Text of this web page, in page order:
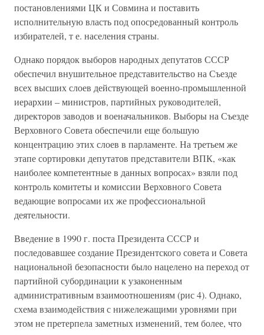
постановлениями ЦК и Совмина и поставить
исполнительную власть под опосредованный контроль
избирателей, т е. населения страны.
Однако порядок выборов народных депутатов СССР
обеспечил внушительное представительство на Съезде
всех высших слоев действующей военно-промышленной
иерархии – министров, партийных руководителей,
директоров заводов и военачальников. Выборы на Съезде
Верховного Совета обеспечили еще большую
концентрацию этих слоев в парламенте. На третьем же
этапе сортировки депутатов представители ВПК, «как
наиболее компетентные в данных вопросах» взяли под
контроль комитеты и комиссии Верховного Совета
ведающие вопросами их же профессиональной
деятельности.
Введение в 1990 г. поста Президента СССР и
последовавшее создание Президентского совета и Совета
национальной безопасности было нацелено на переход от
партийной субординации к узаконенным
административным взаимоотношениям (рис 4). Однако,
схема взаимодействия с нижележащими уровнями при
этом не претерпела заметных изменений, тем более, что